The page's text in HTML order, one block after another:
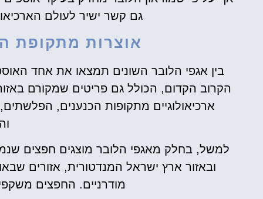
גם קשר ישיר לעולם
אוצרות מתקופת
בין אגפי הלובר השונים תמצאו את אחד
הקרוב הקדום, הכולל גם פריטים שמקורם
ארכיאולוגיים מתקופות הכנענים,
למשל, בחלק מאגפי הלובר מוצגים חפצים
ובאזור ארץ ישראל המנדטורית, אזורים
מודרניים. החפצים
רכב
השוואת מחירים